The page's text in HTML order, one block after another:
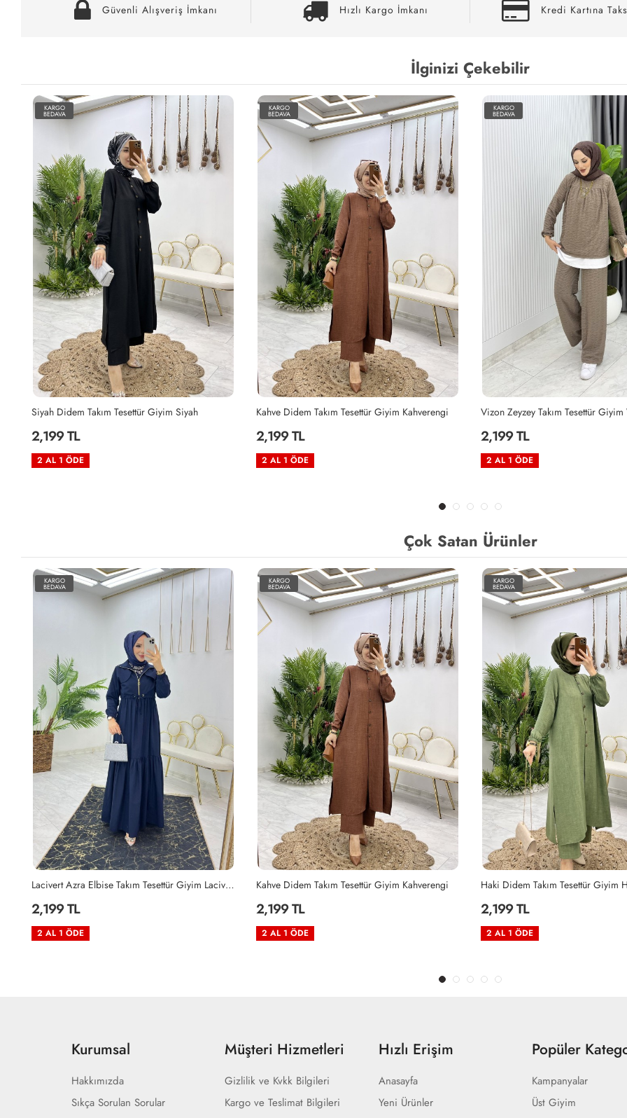
Güvenli Alışveriş İmkanı Hızlı Kargo İmkanı Kredi Kartına
İlginizi Çekebilir
KARGO
BEDAVA
Kahve Didem Takım Tesettür Giyim Kahverengi
2,199 TL
2 AL 1 ÖDE
KARGO
BEDAVA
Vizon Zeyzey Takım Tesettür Giyim Vizon
2,199 TL
2 AL 1 ÖDE
KARGO
BEDAVA
Siyah Zeyzey Takım Tesettür Giyim
2,199 TL
2 AL 1 ÖDE
Çok Satan Ürünler
KARGO
BEDAVA
Kahve Didem Takım Tesettür Giyim Kahverengi
2,199 TL
2 AL 1 ÖDE
KARGO
BEDAVA
Haki Didem Takım Tesettür Giyim Haki
2,199 TL
2 AL 1 ÖDE
KARGO
BEDAVA
Siyah Didem Takım Tesettür Giyim
2,199 TL
2 AL 1 ÖDE
Kurumsal
Hakkımızda
Sıkça Sorulan Sorular
Müşteri Hizmetleri
Gizlilik ve Kvkk Bilgileri
Kargo ve Teslimat Bilgileri
Hızlı Erişim
Anasayfa
Yeni Ürünler
Popüler
Kampanyalar
Üst Giyim